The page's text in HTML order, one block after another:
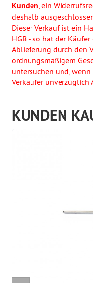
Kunden, ein
deshalb
Dieser Verkauf ist ein
HGB - so hat der
Ablieferung durch den
ordnungsmäßigem
untersuchen und,
Verkäufer unverzüglich
KUNDEN